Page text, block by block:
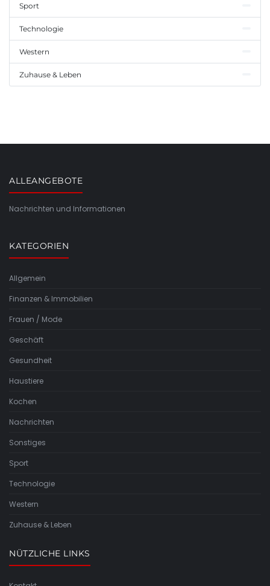
Sport
Technologie
Western
Zuhause & Leben
ALLEANGEBOTE
Nachrichten und Informationen
KATEGORIEN
Allgemein
Finanzen & Immobilien
Frauen / Mode
Geschäft
Gesundheit
Haustiere
Kochen
Nachrichten
Sonstiges
Sport
Technologie
Western
Zuhause & Leben
NÜTZLICHE LINKS